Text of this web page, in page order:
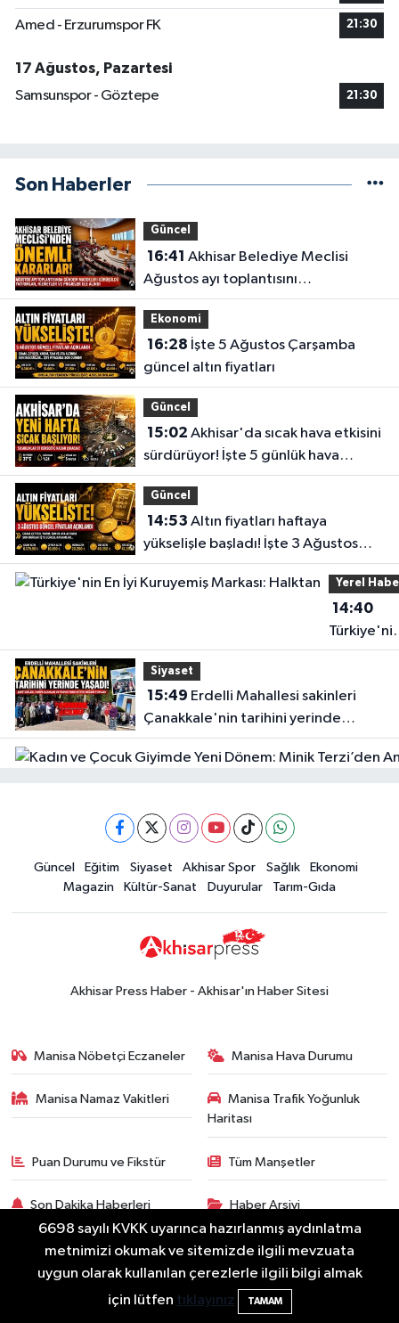
Amed - Erzurumspor FK 21:30
17 Ağustos, Pazartesi
Samsunspor - Göztepe
21:30
Son Haberler
Güncel
16:41
Ağustos ayı toplantısını
gerçekleştirdi
Ekonomi
16:28
güncel altın fiyatları
Güncel
15:02
sürdürüyor! İşte 5 günlük hava
durumu
Güncel
14:53
yükselişle başladı! İşte 3 Ağustos
güncel fiyatlar
Yerel
14:40
En İyi
Markası:
Halktan
Siyaset
15:49
Çanakkale'nin tarihini yerinde
yaşadı
Güncel
18:57Akhisar'da Atatürk
Mahallesi'nde yine 6 saatlik elektrik
kesintisi
18:50Akhisar'da Cumhuriyet
kesintisi uygulanacak
Akhisar Spor
Akhisargücü'ne sponsorluk desteği
devam ediyor
Magazin
14:38Akhisar'da Arifcan ve Büşra
Güncel Eğitim Siyaset Akhisar Spor Sağlık
Ekonomi
Magazin
Kültür-Sanat Duyurular Tarım-Gıda
Akhisar Press Haber - Akhisar'ın Haber Sitesi
Manisa Nöbetçi Eczaneler Manisa Hava Durumu
Manisa Namaz Vakitleri
Manisa Trafik Yoğunluk
Haritası
Puan Durumu ve Fikstür Tüm Manşetler
Son Dakika Haberleri Haber Arşivi
6698 sayılı KVKK uyarınca hazırlanmış aydınlatma
metnimizi okumak ve sitemizde ilgili mevzuata
uygun olarak kullanılan çerezlerle ilgili bilgi almak
için lütfen tıklayınız TAMAM